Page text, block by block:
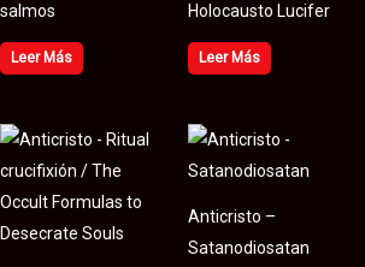
salmos
Leer Más
Holocausto Lucifer
Leer Más
Anticristo –
Satanodiosatan